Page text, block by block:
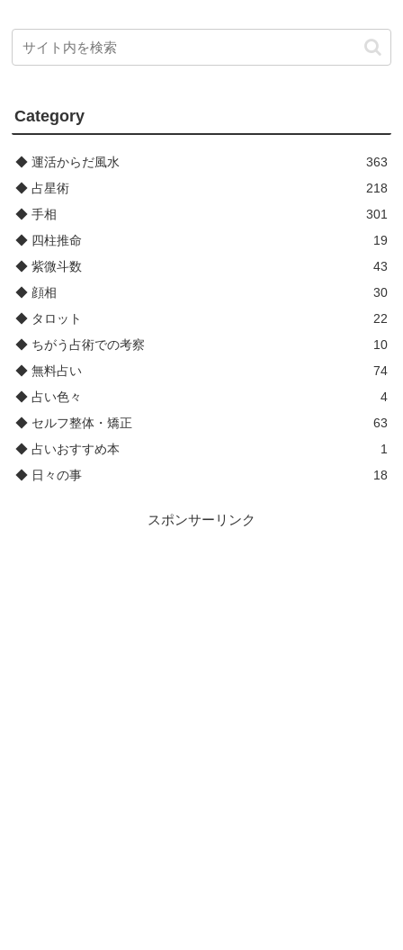
Category
◆ 運活からだ風水
363
◆ 占星術
218
◆ 手相
301
◆ 四柱推命
19
◆ 紫微斗数
43
◆ 顔相
30
◆ タロット
22
◆ ちがう占術での考察
10
◆ 無料占い
74
◆ 占い色々
4
◆ セルフ整体・矯正
63
◆ 占いおすすめ本
1
◆ 日々の事
18
スポンサーリンク